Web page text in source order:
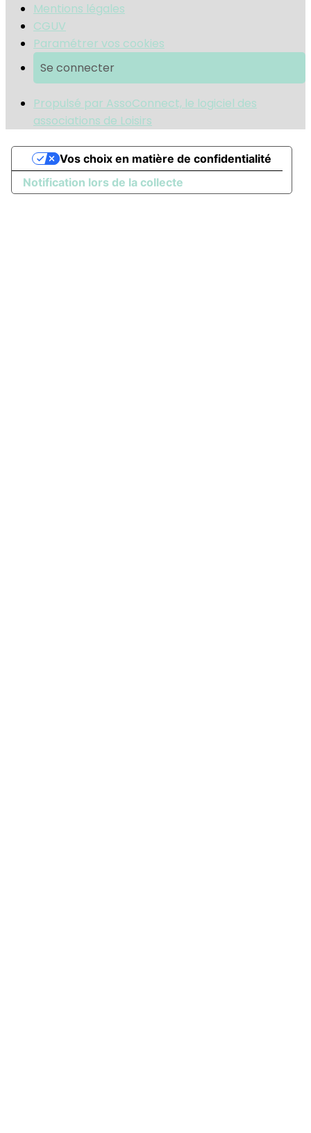
Mentions légales
CGUV
Paramétrer vos cookies
Se connecter
Propulsé par AssoConnect, le logiciel des
associations de Loisirs
Notification lors de la collecte
Vos choix en matière de confidentialité